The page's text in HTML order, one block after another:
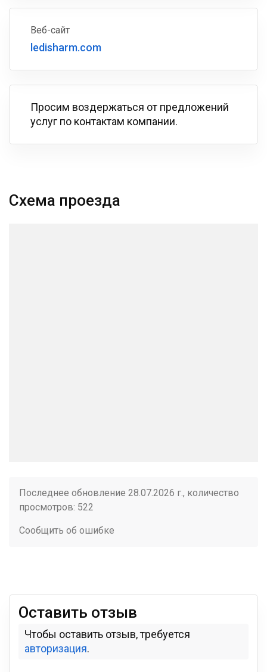
Веб-сайт
ledisharm.com
Просим воздержаться от предложений
услуг по контактам компании.
Схема проезда
Последнее обновление 28.07.2026 г., количество
просмотров: 522
Сообщить об ошибке
Оставить отзыв
Чтобы оставить отзыв, требуется
авторизация.